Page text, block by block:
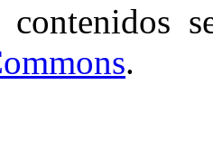
contenidos
.